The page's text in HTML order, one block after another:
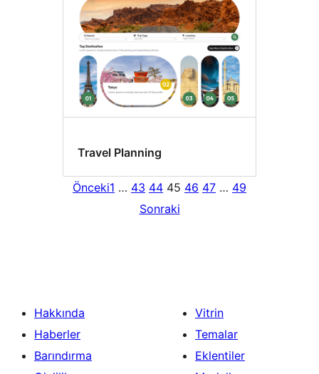
Travel Planning
Önceki1 … 43 44 45 46 47 … 49
Sonraki
Hakkında
Haberler
Barındırma
Vitrin
Temalar
Eklentiler